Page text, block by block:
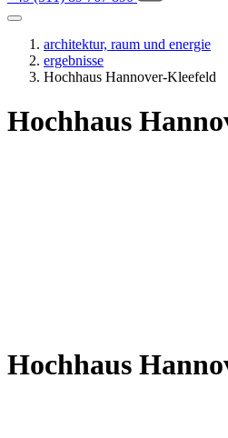
architektur, raum und energie
ergebnisse
Hochhaus Hannover-Kleefeld
Hochhaus
Hochhaus